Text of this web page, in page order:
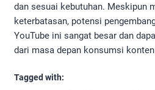
dan sesuai kebutuhan. Meskipun
keterbatasan, potensi
YouTube ini sangat besar dan
dari masa depan konsumsi
Tagged with: